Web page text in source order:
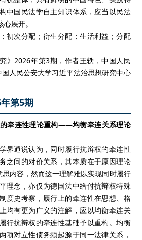
中国民法学自主知识体系，应当以民法
展开。
次分配；衍生分配；生活利益；分配
2026年第3期，作者王轶，中国人民
人民公安大学习近平法治思想研究中心
第5期
牵连性理论重构——均衡牵连关系理论
通说认为，同时履行抗辩权的牵连性
之间的对价关系，其本质在于原因理论
思内容，然而这一理解难以实现同时履行
理念，亦仅为德国法中给付抗辩权特殊
度史考察，履行上的牵连性在思想、格
均有更为广义的注解，应以均衡牵连关
行抗辩权的牵连性基础予以重构。均衡
项对立性债务须起源于同一法律关系，